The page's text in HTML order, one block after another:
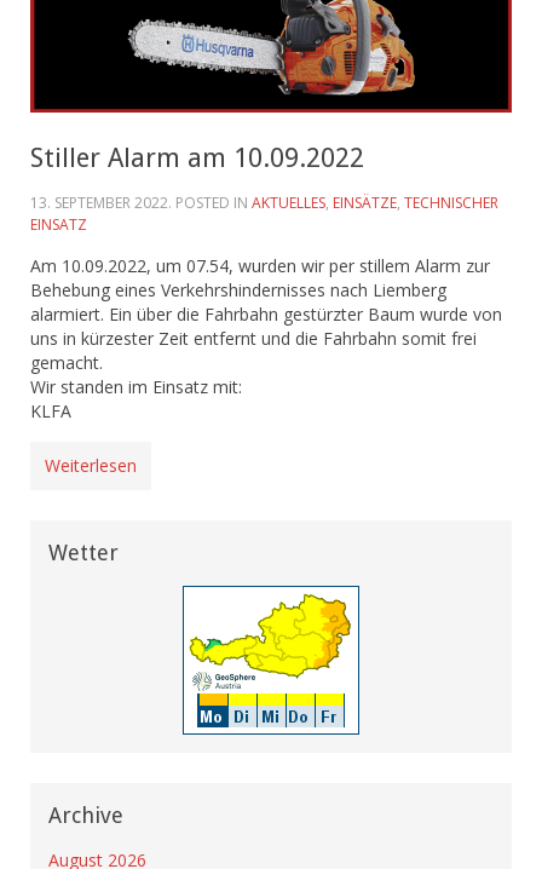
Stiller Alarm am 10.09.2022
13. SEPTEMBER 2022. POSTED IN AKTUELLES, EINSÄTZE, TECHNISCHER
EINSATZ
Am 10.09.2022, um 07.54, wurden wir per stillem Alarm zur
Behebung eines Verkehrshindernisses nach Liemberg
alarmiert. Ein über die Fahrbahn gestürzter Baum wurde von
uns in kürzester Zeit entfernt und die Fahrbahn somit frei
gemacht.
Wir standen im Einsatz mit:
KLFA
Weiterlesen
Wetter
Archive
August 2026